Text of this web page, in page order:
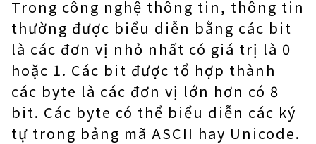
Trong công nghệ thông tin, thông tin
thường được biểu diễn bằng các bit
là các đơn vị nhỏ nhất có giá trị là 0
hoặc 1. Các bit được tổ hợp thành
các byte là các đơn vị lớn hơn có 8
bit. Các byte có thể biểu diễn các ký
tự trong bảng mã ASCII hay Unicode.